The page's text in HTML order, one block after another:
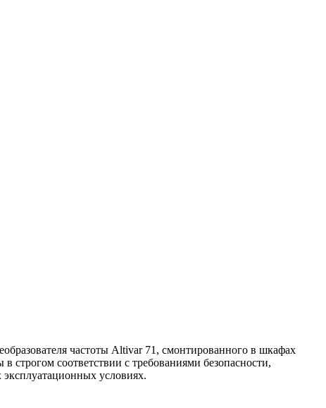
частоты Altivar 71, смонтированного в шкафах
соответствии с требованиями безопасности,
условиях.